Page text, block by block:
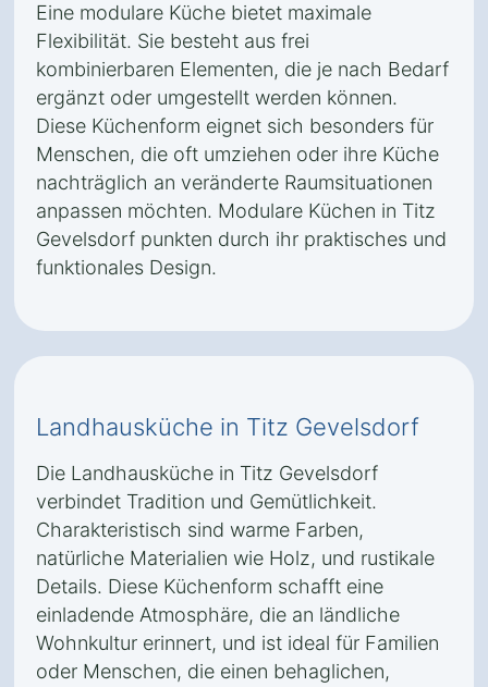
Eine modulare Küche bietet maximale
Flexibilität. Sie besteht aus frei
kombinierbaren Elementen, die je nach Bedarf
ergänzt oder umgestellt werden können.
Diese Küchenform eignet sich besonders für
Menschen, die oft umziehen oder ihre Küche
nachträglich an veränderte Raumsituationen
anpassen möchten. Modulare Küchen in Titz
Gevelsdorf punkten durch ihr praktisches und
funktionales Design.
Landhausküche in Titz Gevelsdorf
Die Landhausküche in Titz Gevelsdorf
verbindet Tradition und Gemütlichkeit.
Charakteristisch sind warme Farben,
natürliche Materialien wie Holz, und rustikale
Details. Diese Küchenform schafft eine
einladende Atmosphäre, die an ländliche
Wohnkultur erinnert, und ist ideal für Familien
oder Menschen, die einen behaglichen,